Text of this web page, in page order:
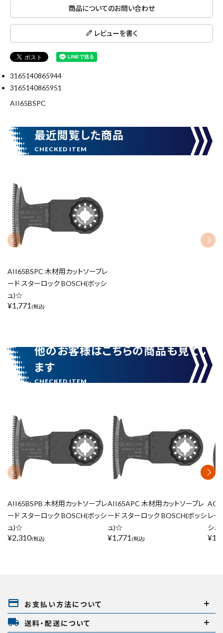
リセット
商品についてのお問い合わせ
レビューを書く
3165140865944
3165140865951
AII65BSPC
最近閲覧した商品
AII65BSPC 木材用カットソーブレ
ード スターロック BOSCH(ボッシ
ュ)☆
¥1,771 (税込)
他のお客様はこちらの商品も見てい
ます
AII65BSPB 木材用カットソーブレ
ード スターロック BOSCH(ボッシ
ュ)☆
¥2,310(税込)
AII65APC 木材用カットソーブレ
ード スターロック BOSCH(ボッシ
ュ)☆
¥1,771 (税込)
レー
シ
¥
payment お支払い方法について
local_shipping 送料・配送について